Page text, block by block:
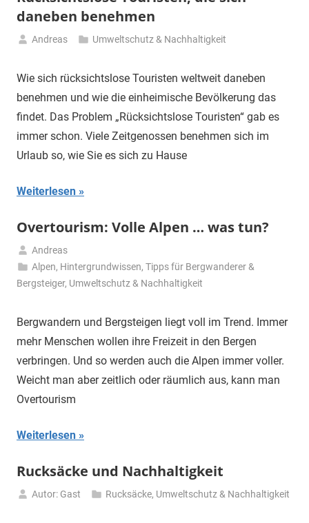
daneben benehmen
Juli
Andreas Umweltschutz & Nachhaltigkeit
Wie sich rücksichtslose Touristen weltweit daneben
benehmen und wie die einheimische Bevölkerung das
findet. Das Problem „Rücksichtslose Touristen“ gab es
immer schon. Viele Zeitgenossen benehmen sich im
Urlaub so, wie Sie es sich zu Hause
Weiterlesen
Overtourism: Volle Alpen … was tun?
20.
November
Andreas
Alpen, Hintergrundwissen,Tipps für Bergwanderer &
Bergsteiger, Umweltschutz & Nachhaltigkeit
Bergwandern und Bergsteigen liegt voll im Trend. Immer
mehr Menschen wollen ihre Freizeit in den Bergen
verbringen. Und so werden auch die Alpen immer voller.
Weicht man aber zeitlich oder räumlich aus, kann man
Overtourism
Weiterlesen
Rucksäcke und Nachhaltigkeit
Autor: Gast Rucksäcke, Umweltschutz & Nachhaltigkeit